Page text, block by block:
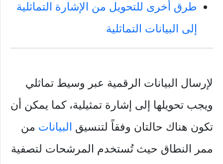
طرق أخرى للتحويل من الإشارة التماثلية
إلى البيانات التماثلية
لإرسال البيانات الرقمية عبر وسيط تماثلي
ويجب تحويلها إلى إشارة تمثيلية، كما يمكن أن
تكون هناك حالتان وفقاً لتنسيق البيانات من
ممر النطاق حيث تُستخدم المرشحات لتصفية